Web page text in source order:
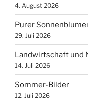
4. August 2026
Purer
29. Juli 2026
Landwirtschaft und
14. Juli 2026
Sommer-Bilder
12. Juli 2026